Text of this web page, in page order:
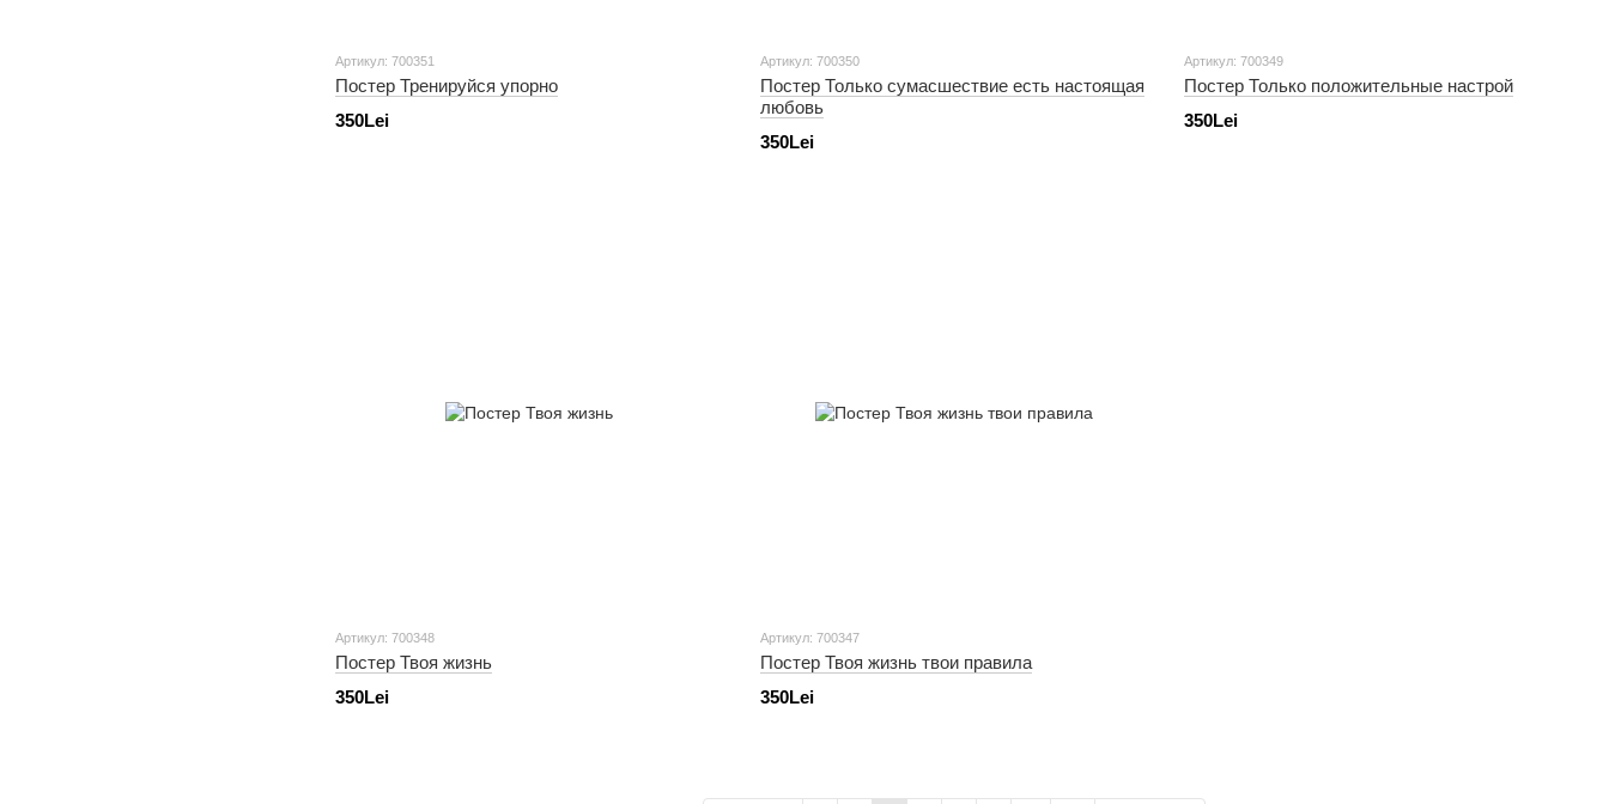
Артикул: 700351
Постер Тренируйся упорно
350Lei
Артикул: 700350
Постер Только сумасшествие есть настоящая
любовь
350Lei
Артикул: 700349
Постер Только положительные настрой
350Lei
Артикул: 700348
Постер Твоя жизнь
350Lei
Артикул: 700347
Постер Твоя жизнь твои правила
350Lei